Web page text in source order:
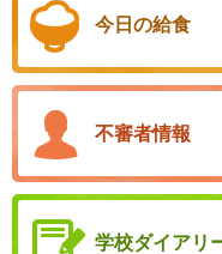
今日の給食
不審者情報
学校ダイアリ